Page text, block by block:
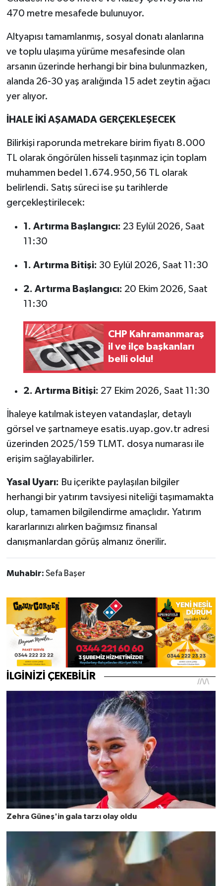
470 metre mesafede bulunuyor.
Altyapısı tamamlanmış, sosyal donatı alanlarına
ve toplu ulaşıma yürüme mesafesinde olan
arsanın üzerinde herhangi bir bina bulunmazken,
alanda 26-30 yaş aralığında 15 adet zeytin ağacı
yer alıyor.
İHALE İKİ AŞAMADA GERÇEKLEŞECEK
Bilirkişi raporunda metrekare birim fiyatı 8.000
TL olarak öngörülen hisseli taşınmaz için toplam
muhammen bedel 1.674.950,56 TL olarak
belirlendi. Satış süreci ise şu tarihlerde
gerçekleştirilecek:
1. Artırma Başlangıcı: 23 Eylül 2026, Saat
11:30
1. Artırma Bitişi: 30 Eylül 2026, Saat 11:30
2. Artırma Başlangıcı: 20 Ekim 2026, Saat
11:30
CHP Kahramanmaraş
il ve ilçe başkanları
belli oldu!
2. Artırma Bitişi: 27 Ekim 2026, Saat 11:30
İhaleye katılmak isteyen vatandaşlar, detaylı
görsel ve şartnameye esatis.uyap.gov.tr adresi
üzerinden 2025/159 TLMT. dosya numarası ile
erişim sağlayabilirler.
Yasal Uyarı: Bu içerikte paylaşılan bilgiler
herhangi bir yatırım tavsiyesi niteliği taşımamakta
olup, tamamen bilgilendirme amaçlıdır. Yatırım
kararlarınızı alırken bağımsız finansal
danışmanlardan görüş almanız önerilir.
Muhabir: Sefa Başer